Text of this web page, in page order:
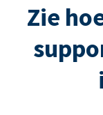
Zie